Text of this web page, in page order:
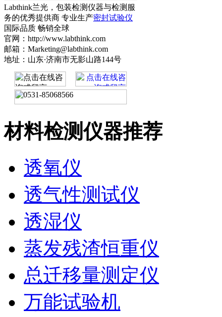
Labthink兰光，包装检测仪器与检测服
务的优秀提供商 专业生产密封试验仪
国际品质 畅销全球
官网：http://www.labthink.com
邮箱：Marketing@labthink.com
地址：山东·济南市无影山路144号
材料检测仪器推荐
透氧仪
透气性测试仪
透湿仪
蒸发残渣恒重仪
总迁移量测定仪
万能试验机